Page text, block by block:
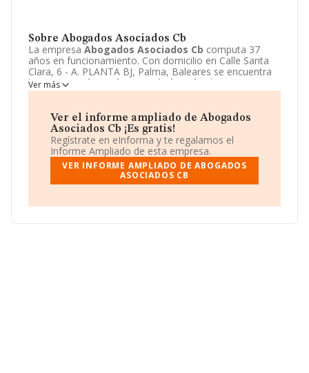
Sobre Abogados Asociados Cb
La empresa Abogados Asociados Cb computa 37
años en funcionamiento. Con domicilio en Calle Santa
Clara, 6 - A. PLANTA BJ, Palma, Baleares se encuentra
la empresa
Abogados Asociados Cb
. El CNAE que
desarrolla es 6910 - Actividades jurídicas.Abogados
bienes.
Ver más
Ver el informe ampliado de Abogados
Asociados Cb ¡Es gratis!
Regístrate en eInforma y te regalamos el
Informe Ampliado de esta empresa.
VER INFORME AMPLIADO DE ABOGADOS
ASOCIADOS CB